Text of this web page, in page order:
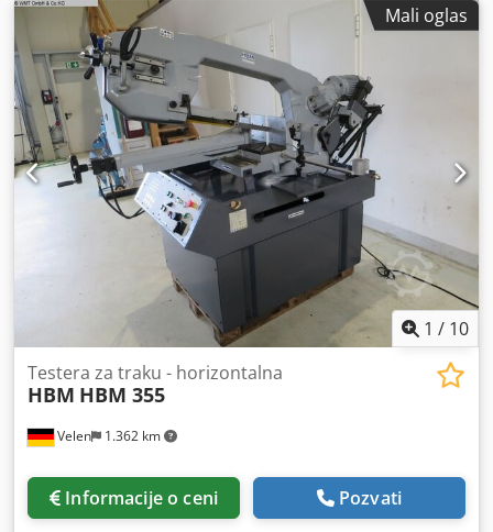
Mali oglas
1 / 10
Velen 1.362 km
Testera za traku - horizontalna
HBM HBM 355
Informacije o ceni Pozvati